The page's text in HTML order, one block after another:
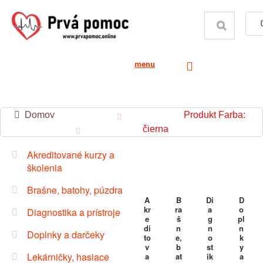
menu
Domov
Produkt Farba:
čierna
Akreditované kurzy a
školenia
Brašne, batohy, púzdra
Diagnostika a prístroje
Doplnky a darčeky
Lekárničky, hasiace
A
kr
e
di
to
v
a
B
ra
š
n
e,
b
at
Di
a
g
n
o
st
ik
D
o
pl
n
k
y
a